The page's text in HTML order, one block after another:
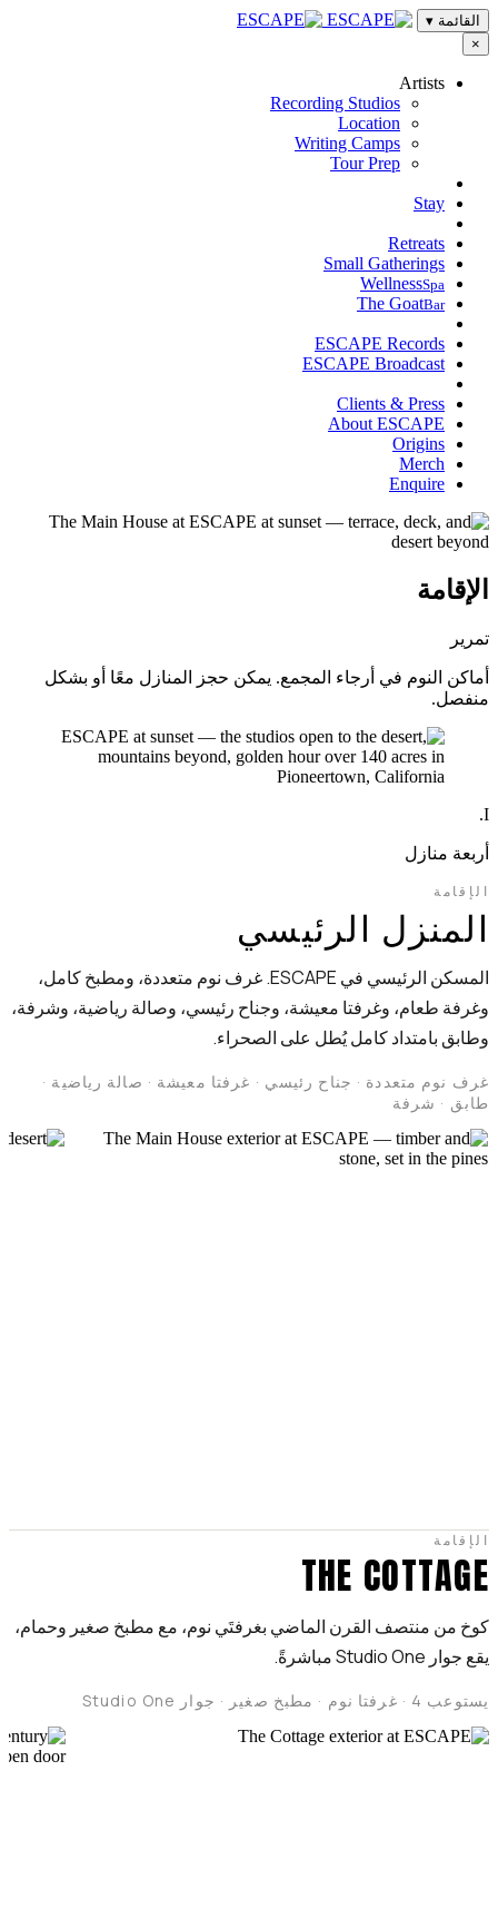
القائمة ▾
×
Artists
Recording Studios
Location
Writing Camps
Tour Prep
Stay
Retreats
Small Gatherings
WellnessSpa
The GoatBar
ESCAPE Records
ESCAPE Broadcast
Clients & Press
About ESCAPE
Origins
Merch
Enquire
الإقامة
تمرير
أماكن النوم في أرجاء المجمع. يمكن حجز المنازل معًا أو بشكل
منفصل.
I.
أربعة منازل
الإقامة
المنزل الرئيسي
المسكن الرئيسي في ESCAPE. غرف نوم متعددة، ومطبخ كامل،
وغرفة طعام، وغرفتا معيشة، وجناح رئيسي، وصالة رياضية، وشرفة،
وطابق بامتداد كامل يُطل على الصحراء.
غرف نوم متعددة · جناح رئيسي · غرفتا معيشة · صالة رياضية ·
طابق · شرفة
الإقامة
THE COTTAGE
كوخ من منتصف القرن الماضي بغرفتَي نوم، مع مطبخ صغير وحمام،
يقع جوار Studio One مباشرةً.
يستوعب 4 · غرفتا نوم · مطبخ صغير · جوار Studio One